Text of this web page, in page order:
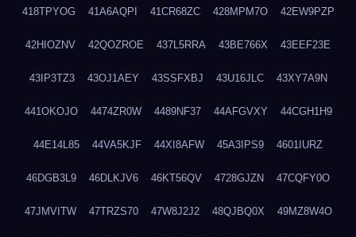
418TPYOG 41A6AQPI 41CR68ZC 428MPM7O 42EW9PZP
42HIOZNV 42QOZROE 437L5RRA 43BE766X 43EEF23E
43IP3TZ3 43OJ1AEY 43SSFXBJ 43U16JLC 43XY7A9N
441OKOJO 4474ZR0W 4489NF37 44AFGVXY 44CGH1H9
44E14L85 44VA5KJF 44XI8AFW 45A3IPS9 4601IURZ
46DGB3L9 46DLKJV6 46KT56QV 4728GJZN 47CQFY0O
47JMVITW 47TRZS70 47W8J2J2 48QJBQ0X 49MZ8W4O